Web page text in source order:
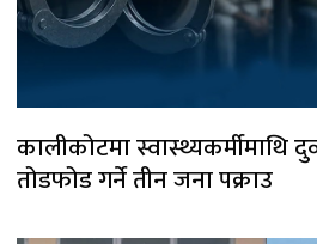
कालीकोटमा स्वास्थ्यकर्मीमाथि
तोडफोड गर्ने तीन जना पक्राउ